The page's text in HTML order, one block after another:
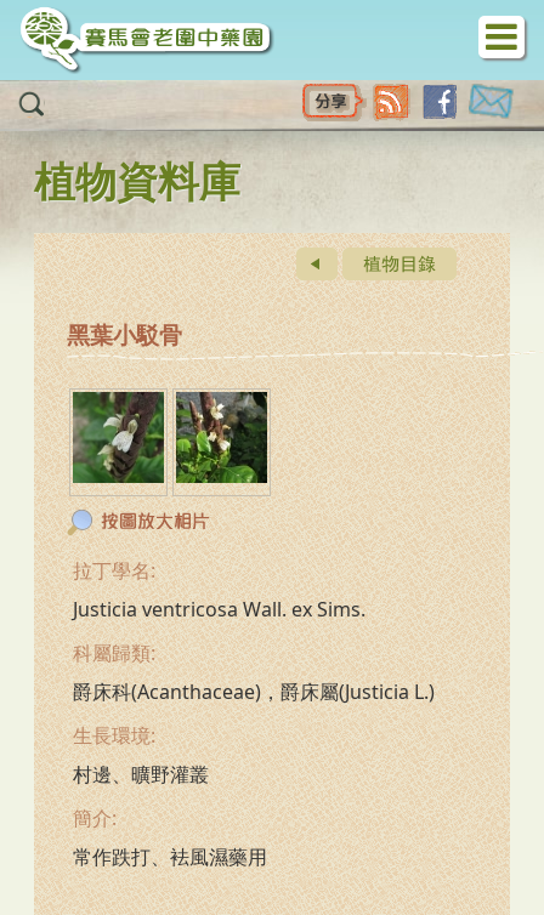
移至主內容
植物資料庫
黑葉小駁骨
拉丁學名:
Justicia ventricosa Wall. ex Sims.
科屬歸類:
爵床科(Acanthaceae)，爵床屬(Justicia L.)
生長環境:
村邊、曠野灌叢
簡介:
常作跌打、袪風濕藥用